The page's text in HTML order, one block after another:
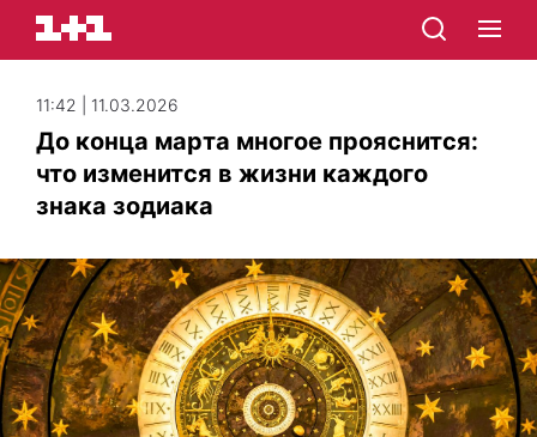
11:42 | 11.03.2026
До конца марта многое прояснится:
что изменится в жизни каждого
знака зодиака